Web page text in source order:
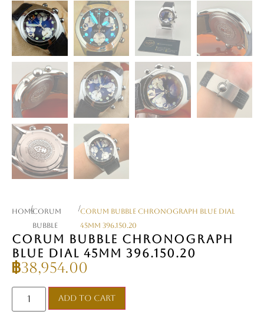
Home
/Corum
Bubble
/Corum Bubble Chronograph Blue Dial
45mm 396.150.20
CORUM BUBBLE CHRONOGRAPH
BLUE DIAL 45MM 396.150.20
฿38,954.00
Add to cart